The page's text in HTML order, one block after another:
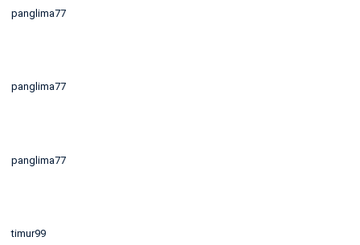
panglima77
panglima77
panglima77
timur99